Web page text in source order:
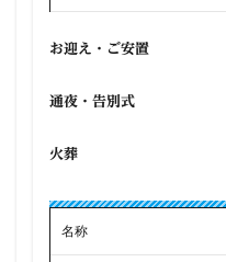
お迎え・ご安置
通夜・告別式
火葬
名称